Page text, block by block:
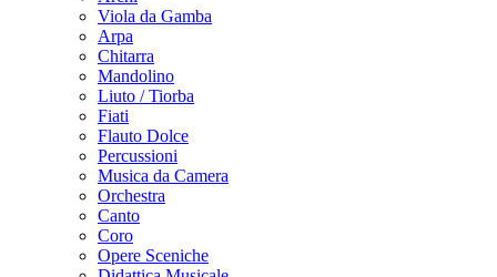
Viola da Gamba
Arpa
Chitarra
Mandolino
Liuto / Tiorba
Fiati
Flauto Dolce
Percussioni
Musica da Camera
Orchestra
Canto
Coro
Opere Sceniche